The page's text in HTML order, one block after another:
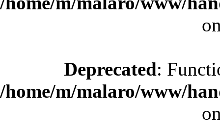
Deprecated:
/home/m/malaro/www/